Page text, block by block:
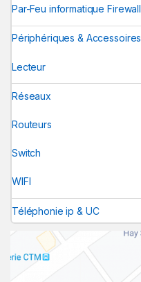
Par-Feu informatique Firewall
Périphériques & Accessoires
Lecteur
Réseaux
Routeurs
Switch
WIFI
Téléphonie ip & UC